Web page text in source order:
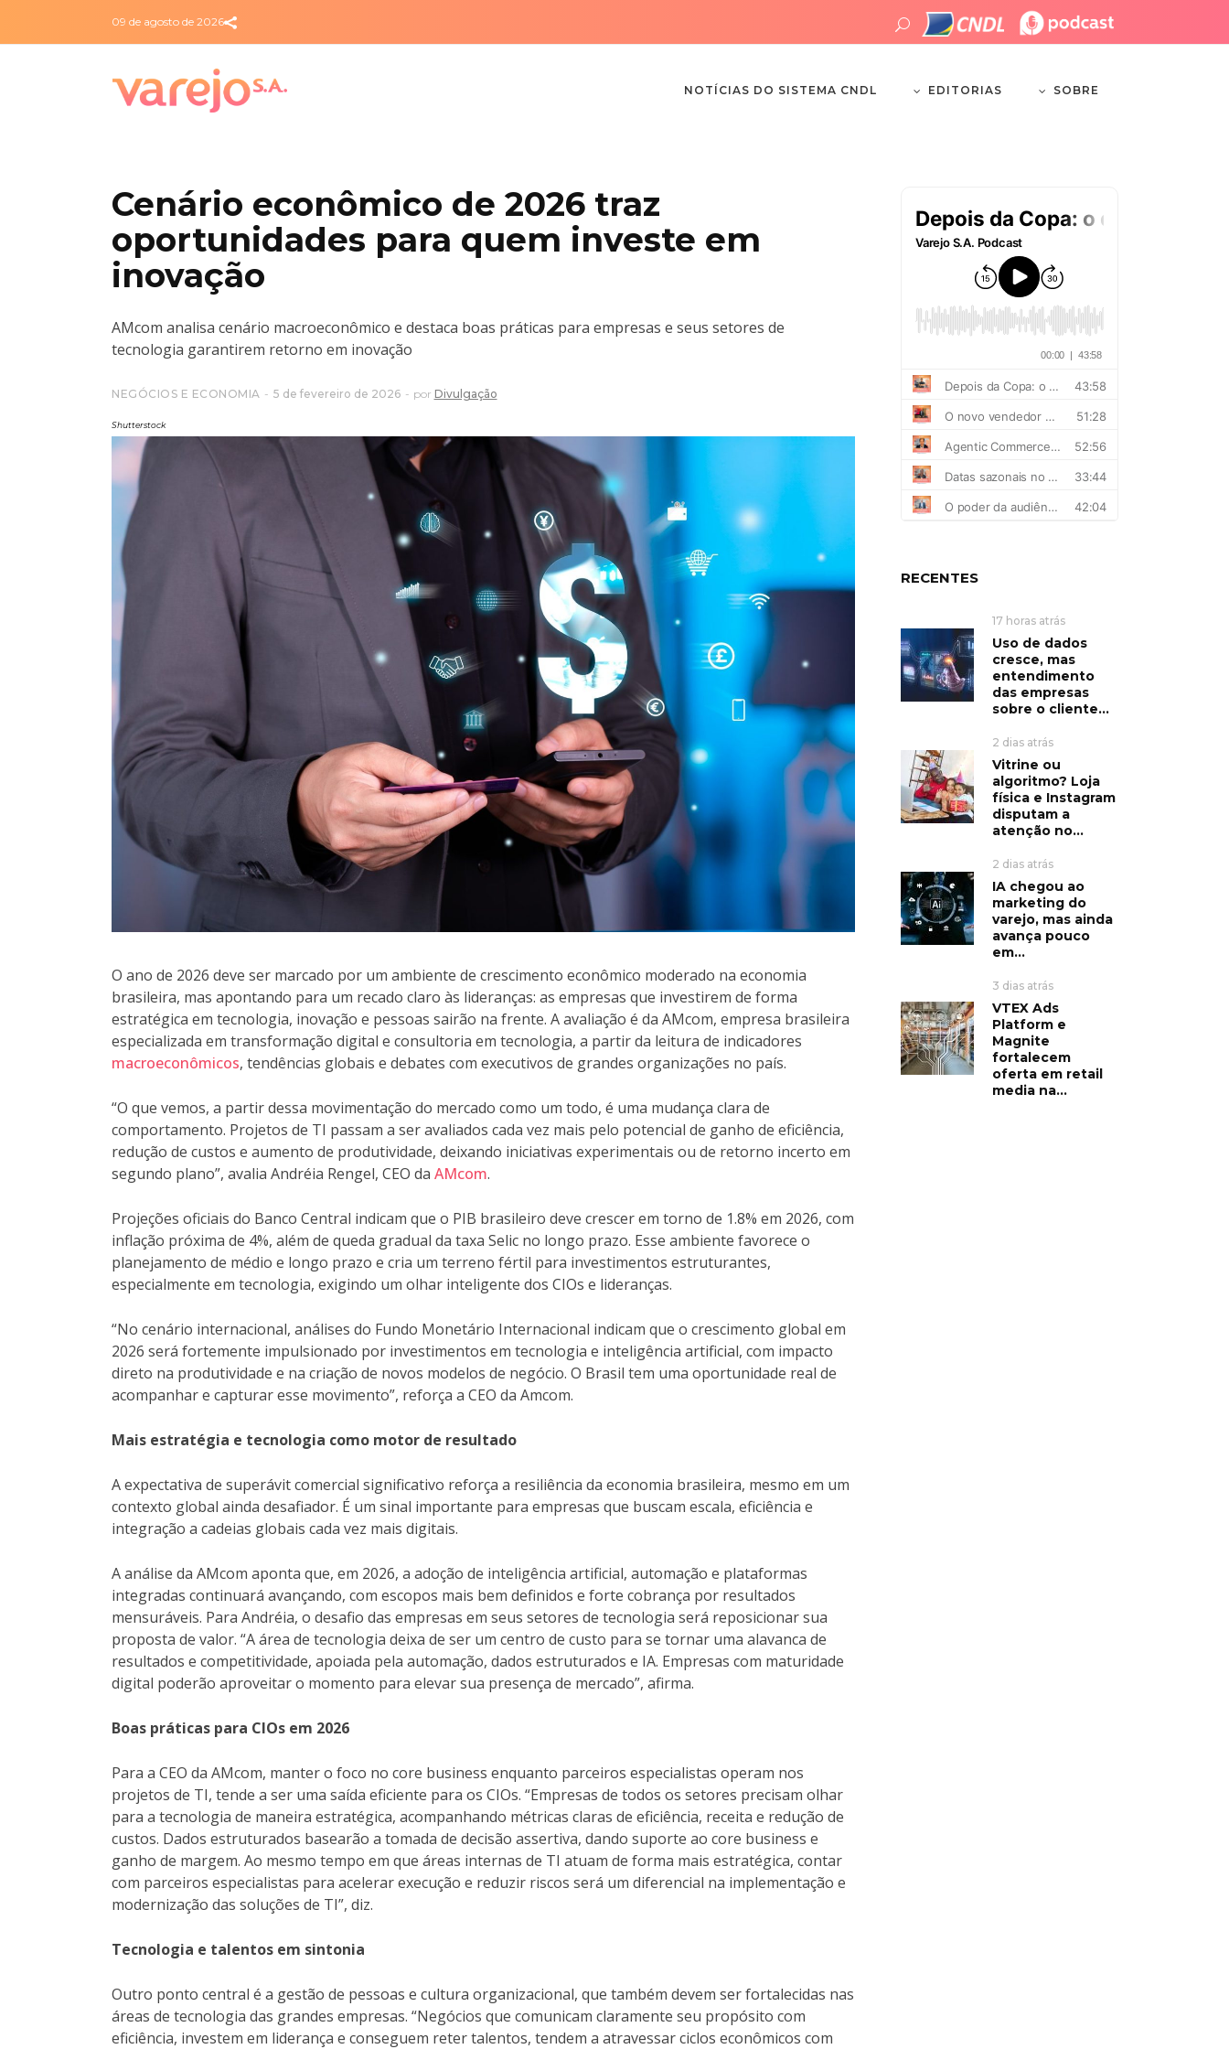
09 de agosto de 2026
NOTÍCIAS DO SISTEMA CNDL EDITORIAS SOBRE
Cenário econômico de 2026 traz
oportunidades para quem investe em
inovação
AMcom analisa cenário macroeconômico e destaca boas práticas para empresas e seus setores de
tecnologia garantirem retorno em inovação
NEGÓCIOS E ECONOMIA 5 de fevereiro de 2026 por Divulgação
Shutterstock
O ano de 2026 deve ser marcado por um ambiente de crescimento econômico moderado na economia
brasileira, mas apontando para um recado claro às lideranças: as empresas que investirem de forma
estratégica em tecnologia, inovação e pessoas sairão na frente. A avaliação é da AMcom, empresa brasileira
especializada em transformação digital e consultoria em tecnologia, a partir da leitura de indicadores
macroeconômicos, tendências globais e debates com executivos de grandes organizações no país.
“O que vemos, a partir dessa movimentação do mercado como um todo, é uma mudança clara de
comportamento. Projetos de TI passam a ser avaliados cada vez mais pelo potencial de ganho de eficiência,
redução de custos e aumento de produtividade, deixando iniciativas experimentais ou de retorno incerto em
segundo plano”, avalia Andréia Rengel, CEO da AMcom.
Projeções oficiais do Banco Central indicam que o PIB brasileiro deve crescer em torno de 1.8% em 2026, com
inflação próxima de 4%, além de queda gradual da taxa Selic no longo prazo. Esse ambiente favorece o
planejamento de médio e longo prazo e cria um terreno fértil para investimentos estruturantes,
especialmente em tecnologia, exigindo um olhar inteligente dos CIOs e lideranças.
“No cenário internacional, análises do Fundo Monetário Internacional indicam que o crescimento global em
2026 será fortemente impulsionado por investimentos em tecnologia e inteligência artificial, com impacto
direto na produtividade e na criação de novos modelos de negócio. O Brasil tem uma oportunidade real de
acompanhar e capturar esse movimento”, reforça a CEO da Amcom.
Mais estratégia e tecnologia como motor de resultado
A expectativa de superávit comercial significativo reforça a resiliência da economia brasileira, mesmo em um
contexto global ainda desafiador. É um sinal importante para empresas que buscam escala, eficiência e
integração a cadeias globais cada vez mais digitais.
A análise da AMcom aponta que, em 2026, a adoção de inteligência artificial, automação e plataformas
integradas continuará avançando, com escopos mais bem definidos e forte cobrança por resultados
mensuráveis. Para Andréia, o desafio das empresas em seus setores de tecnologia será reposicionar sua
proposta de valor. “A área de tecnologia deixa de ser um centro de custo para se tornar uma alavanca de
resultados e competitividade, apoiada pela automação, dados estruturados e IA. Empresas com maturidade
digital poderão aproveitar o momento para elevar sua presença de mercado”, afirma.
Boas práticas para CIOs em 2026
Para a CEO da AMcom, manter o foco no core business enquanto parceiros especialistas operam nos
projetos de TI, tende a ser uma saída eficiente para os CIOs. “Empresas de todos os setores precisam olhar
para a tecnologia de maneira estratégica, acompanhando métricas claras de eficiência, receita e redução de
custos. Dados estruturados basearão a tomada de decisão assertiva, dando suporte ao core business e
ganho de margem. Ao mesmo tempo em que áreas internas de TI atuam de forma mais estratégica, contar
com parceiros especialistas para acelerar execução e reduzir riscos será um diferencial na implementação e
modernização das soluções de TI”, diz.
Tecnologia e talentos em sintonia
Outro ponto central é a gestão de pessoas e cultura organizacional, que também devem ser fortalecidas nas
áreas de tecnologia das grandes empresas. “Negócios que comunicam claramente seu propósito com
eficiência, investem em liderança e conseguem reter talentos, tendem a atravessar ciclos econômicos com
RECENTES
17 horas atrás
Uso de dados
cresce, mas
entendimento
das empresas
sobre o cliente...
2 dias atrás
Vitrine ou
algoritmo? Loja
física e Instagram
disputam a
atenção no...
2 dias atrás
IA chegou ao
marketing do
varejo, mas ainda
avança pouco
em...
3 dias atrás
VTEX Ads
Platform e
Magnite
fortalecem
oferta em retail
media na...